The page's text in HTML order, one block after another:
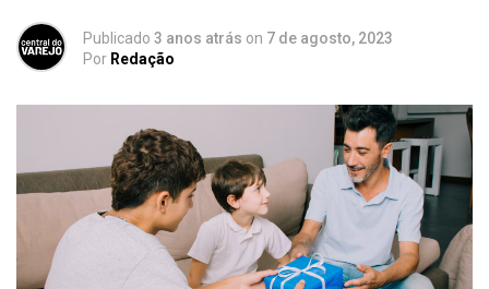
Publicado 3 anos atrás on 7 de agosto, 2023
Por Redação